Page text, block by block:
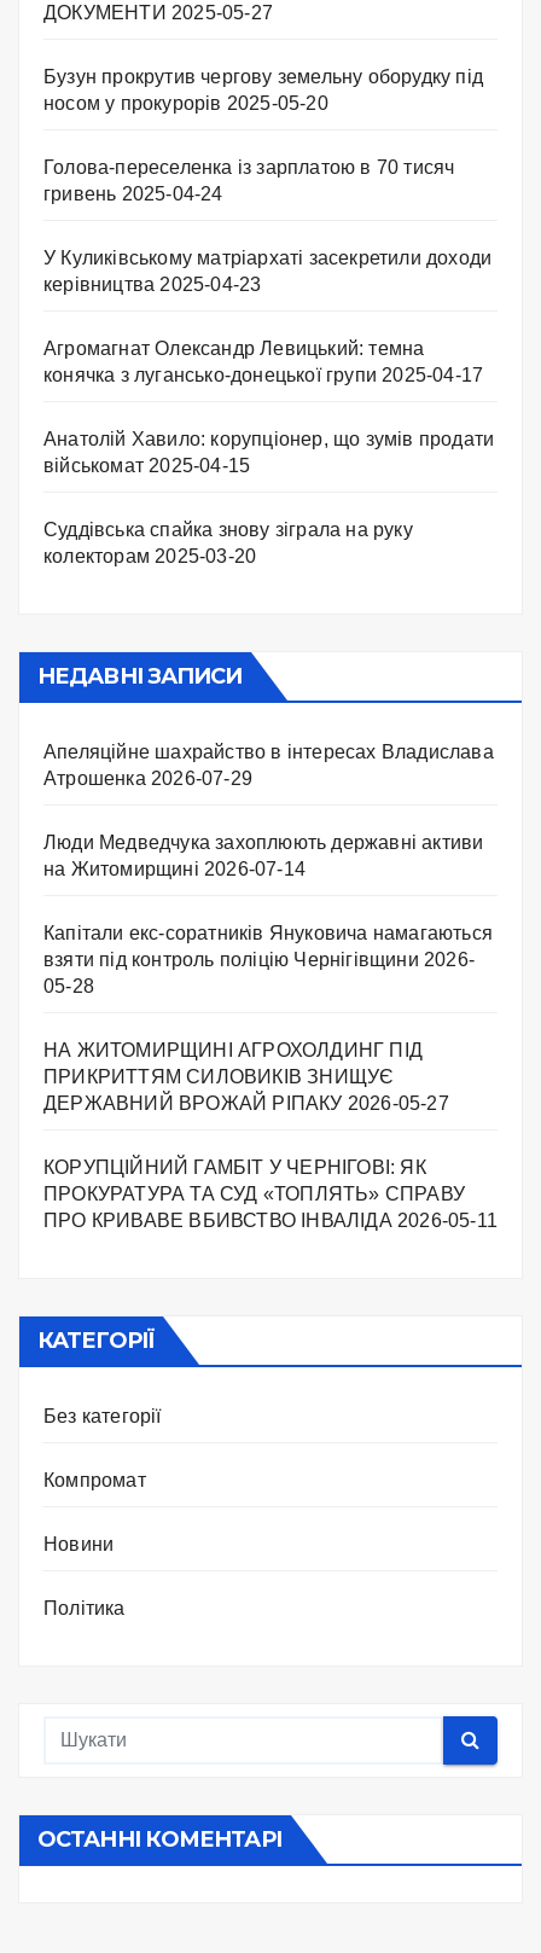
ДОКУМЕНТИ 2025-05-27
Бузун прокрутив чергову земельну оборудку під
носом у прокурорів 2025-05-20
Голова-переселенка із зарплатою в 70 тисяч
гривень 2025-04-24
У Куликівському матріархаті засекретили доходи
керівництва 2025-04-23
Агромагнат Олександр Левицький: темна
конячка з лугансько-донецької групи 2025-04-17
Анатолій Хавило: корупціонер, що зумів продати
військомат 2025-04-15
Суддівська спайка знову зіграла на руку
колекторам 2025-03-20
НЕДАВНІ ЗАПИСИ
Апеляційне шахрайство в інтересах Владислава
Атрошенка 2026-07-29
Люди Медведчука захоплюють державні активи
на Житомирщині 2026-07-14
Капітали екс-соратників Януковича намагаються
взяти під контроль поліцію Чернігівщини 2026-
05-28
НА ЖИТОМИРЩИНІ АГРОХОЛДИНГ ПІД
ПРИКРИТТЯМ СИЛОВИКІВ ЗНИЩУЄ
ДЕРЖАВНИЙ ВРОЖАЙ РІПАКУ ​ 2026-05-27
КОРУПЦІЙНИЙ ГАМБІТ У ЧЕРНІГОВІ: ЯК
ПРОКУРАТУРА ТА СУД «ТОПЛЯТЬ» СПРАВУ
ПРО КРИВАВЕ ВБИВСТВО ІНВАЛІДА 2026-05-11
КАТЕГОРІЇ
Без категорії
Компромат
Новини
Політика
ОСТАННІ КОМЕНТАРІ